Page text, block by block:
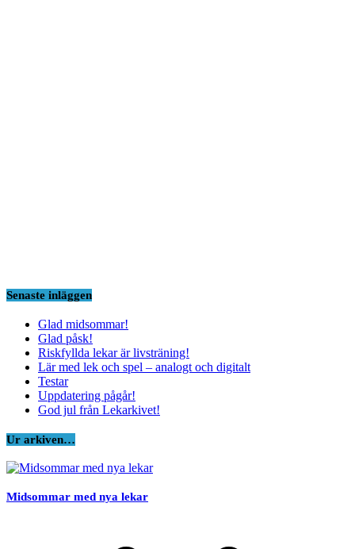
Senaste inläggen
Glad midsommar!
Glad påsk!
Riskfyllda lekar är livsträning!
Lär med lek och spel – analogt och digitalt
Testar
Uppdatering pågår!
God jul från Lekarkivet!
Ur arkiven…
Midsommar med nya lekar